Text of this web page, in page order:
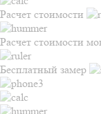
Расчет стоимости
Расчет стоимости
Бесплатный замер